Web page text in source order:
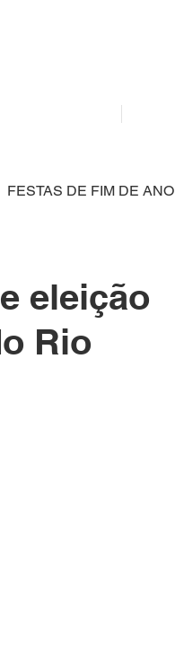
FESTAS DE FIM DE ANO
MEIO AMBIENTE
eleição
Rio